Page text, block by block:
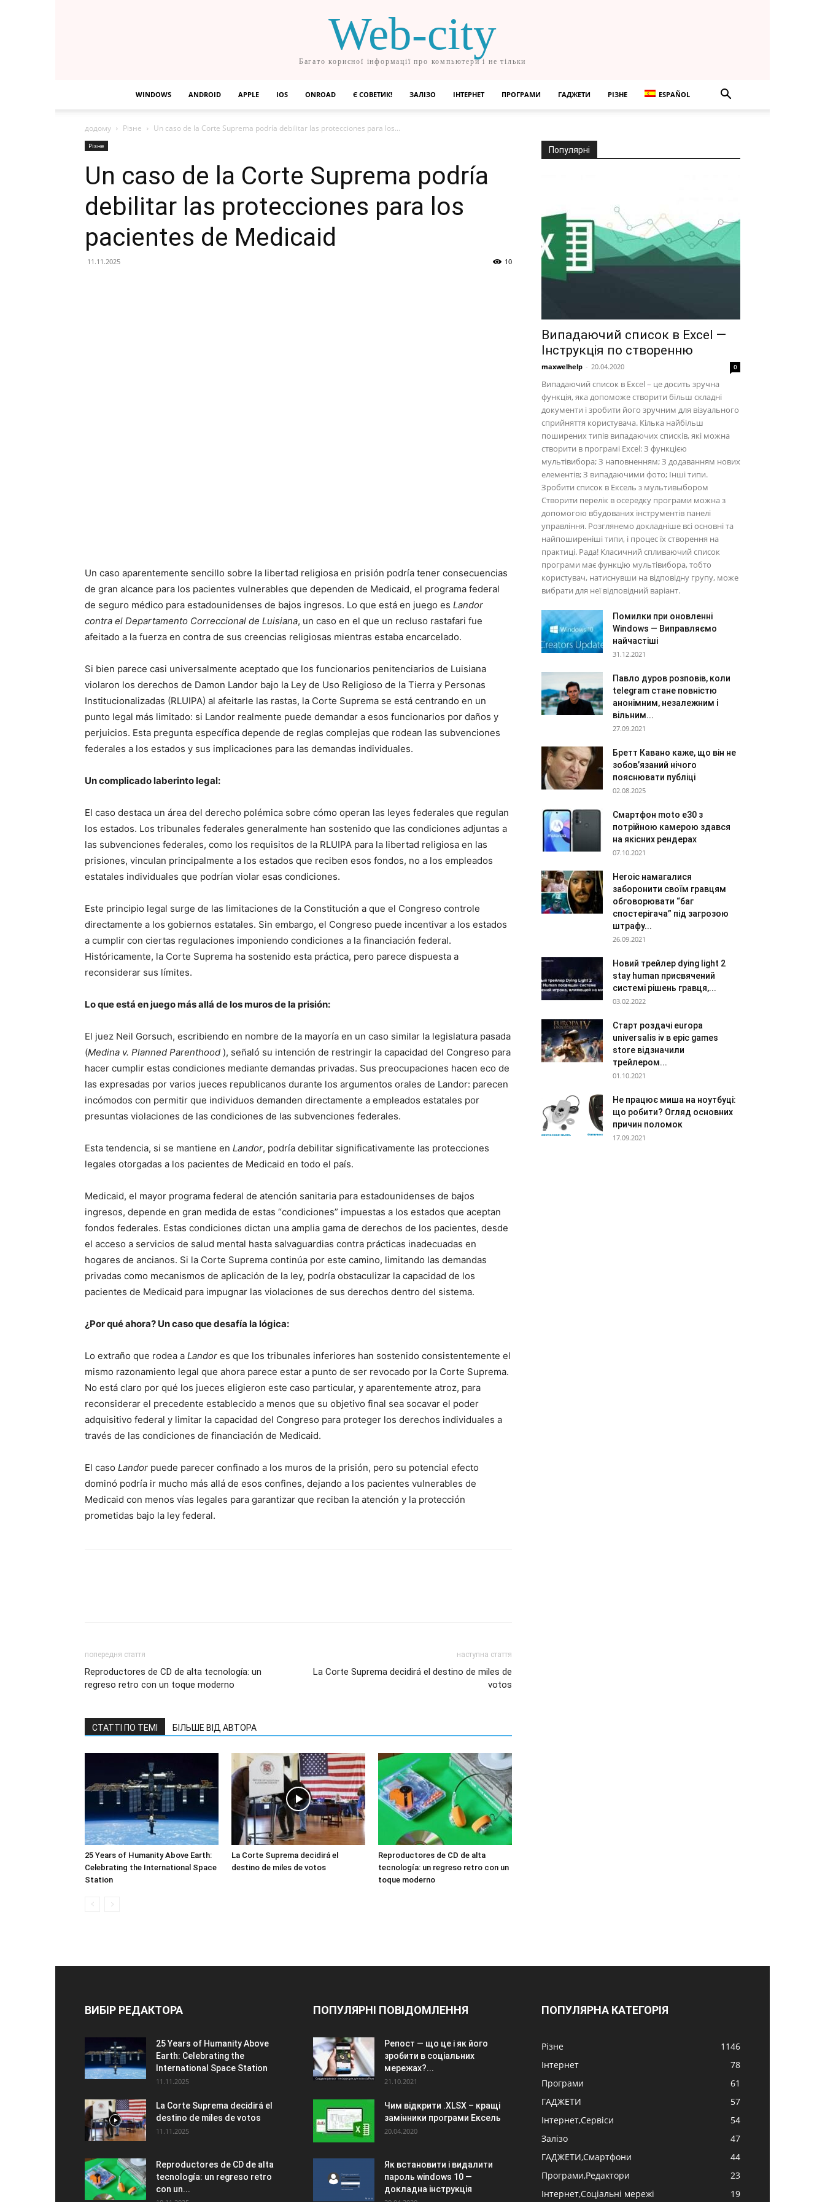
Web-city
Багато корисної інформації про компьютери і не тільки
WINDOWS ANDROID APPLE IOS ONROAD Є СОВЕТИК! ЗАЛІЗО ІНТЕРНЕТ ПРОГРАМИ ГАДЖЕТИ РІЗНЕ ESPAÑOL
додому Різне Un caso de la Corte Suprema podría debilitar las protecciones para los...
Різне
Un caso de la Corte Suprema podría
debilitar las protecciones para los
pacientes de Medicaid
11.11.2025 10
Un caso aparentemente sencillo sobre la libertad religiosa en prisión podría tener consecuencias
de gran alcance para los pacientes vulnerables que dependen de Medicaid, el programa federal
de seguro médico para estadounidenses de bajos ingresos. Lo que está en juego es Landor
contra el Departamento Correccional de Luisiana, un caso en el que un recluso rastafari fue
afeitado a la fuerza en contra de sus creencias religiosas mientras estaba encarcelado.
Si bien parece casi universalmente aceptado que los funcionarios penitenciarios de Luisiana
violaron los derechos de Damon Landor bajo la Ley de Uso Religioso de la Tierra y Personas
Institucionalizadas (RLUIPA) al afeitarle las rastas, la Corte Suprema se está centrando en un
punto legal más limitado: si Landor realmente puede demandar a esos funcionarios por daños y
perjuicios. Esta pregunta específica depende de reglas complejas que rodean las subvenciones
federales a los estados y sus implicaciones para las demandas individuales.
Un complicado laberinto legal:
El caso destaca un área del derecho polémica sobre cómo operan las leyes federales que regulan
los estados. Los tribunales federales generalmente han sostenido que las condiciones adjuntas a
las subvenciones federales, como los requisitos de la RLUIPA para la libertad religiosa en las
prisiones, vinculan principalmente a los estados que reciben esos fondos, no a los empleados
estatales individuales que podrían violar esas condiciones.
Este principio legal surge de las limitaciones de la Constitución a que el Congreso controle
directamente a los gobiernos estatales. Sin embargo, el Congreso puede incentivar a los estados
a cumplir con ciertas regulaciones imponiendo condiciones a la financiación federal.
Históricamente, la Corte Suprema ha sostenido esta práctica, pero parece dispuesta a
reconsiderar sus límites.
Lo que está en juego más allá de los muros de la prisión:
El juez Neil Gorsuch, escribiendo en nombre de la mayoría en un caso similar la legislatura pasada
(Medina v. Planned Parenthood ), señaló su intención de restringir la capacidad del Congreso para
hacer cumplir estas condiciones mediante demandas privadas. Sus preocupaciones hacen eco de
las expresadas por varios jueces republicanos durante los argumentos orales de Landor: parecen
incómodos con permitir que individuos demanden directamente a empleados estatales por
presuntas violaciones de las condiciones de las subvenciones federales.
Esta tendencia, si se mantiene en Landor, podría debilitar significativamente las protecciones
legales otorgadas a los pacientes de Medicaid en todo el país.
Medicaid, el mayor programa federal de atención sanitaria para estadounidenses de bajos
ingresos, depende en gran medida de estas “condiciones” impuestas a los estados que aceptan
fondos federales. Estas condiciones dictan una amplia gama de derechos de los pacientes, desde
el acceso a servicios de salud mental hasta salvaguardias contra prácticas inadecuadas en
hogares de ancianos. Si la Corte Suprema continúa por este camino, limitando las demandas
privadas como mecanismos de aplicación de la ley, podría obstaculizar la capacidad de los
pacientes de Medicaid para impugnar las violaciones de sus derechos dentro del sistema.
¿Por qué ahora? Un caso que desafía la lógica:
Lo extraño que rodea a Landor es que los tribunales inferiores han sostenido consistentemente el
mismo razonamiento legal que ahora parece estar a punto de ser revocado por la Corte Suprema.
No está claro por qué los jueces eligieron este caso particular, y aparentemente atroz, para
reconsiderar el precedente establecido a menos que su objetivo final sea socavar el poder
adquisitivo federal y limitar la capacidad del Congreso para proteger los derechos individuales a
través de las condiciones de financiación de Medicaid.
El caso Landor puede parecer confinado a los muros de la prisión, pero su potencial efecto
dominó podría ir mucho más allá de esos confines, dejando a los pacientes vulnerables de
Medicaid con menos vías legales para garantizar que reciban la atención y la protección
prometidas bajo la ley federal.
попередня стаття
Reproductores de CD de alta tecnología: un
regreso retro con un toque moderno
наступна стаття
La Corte Suprema decidirá el destino de miles de
votos
СТАТТІ ПО ТЕМІ БІЛЬШЕ ВІД АВТОРА
25 Years of Humanity Above Earth:
Celebrating the International Space
Station
La Corte Suprema decidirá el
destino de miles de votos
Reproductores de CD de alta
tecnología: un regreso retro con un
toque moderno
Популярні
Випадаючий список в Excel —
Інструкція по створенню
maxwelhelp - 20.04.2020 0
Випадаючий список в Excel – це досить зручна
функція, яка допоможе створити більш складні
документи і зробити його зручним для візуального
сприйняття користувача. Кілька найбільш
поширених типів випадаючих списків, які можна
створити в програмі Excel: З функцією
мультівибора; З наповненням; З додаванням нових
елементів; З випадаючими фото; Інші типи.
Зробити список в Ексель з мультивыбором
Створити перелік в осередку програми можна з
допомогою вбудованих інструментів панелі
управління. Розглянемо докладніше всі основні та
найпоширеніші типи, і процес їх створення на
практиці. Рада! Класичний спливаючий список
програми має функцію мультівибора, тобто
користувач, натиснувши на відповідну групу, може
вибрати для неї відповідний варіант.
Помилки при оновленні
Windows — Виправляємо
найчастіші
31.12.2021
Павло дуров розповів, коли
telegram стане повністю
анонімним, незалежним і
вільним...
27.09.2021
Бретт Кавано каже, що він не
зобов’язаний нічого
пояснювати публіці
02.08.2025
Смартфон moto e30 з
потрійною камерою здався
на якісних рендерах
07.10.2021
Heroic намагалися
заборонити своїм гравцям
обговорювати “баг
спостерігача” під загрозою
штрафу...
26.09.2021
Новий трейлер dying light 2
stay human присвячений
системі рішень гравця,...
03.02.2022
Старт роздачі europa
universalis iv в epic games
store відзначили
трейлером...
01.10.2021
Не працює миша на ноутбуці:
що робити? Огляд основних
причин поломок
17.09.2021
ВИБІР РЕДАКТОРА
25 Years of Humanity Above
Earth: Celebrating the
International Space Station
11.11.2025
La Corte Suprema decidirá el
destino de miles de votos
11.11.2025
Reproductores de CD de alta
tecnología: un regreso retro
con un...
ПОПУЛЯРНІ ПОВІДОМЛЕННЯ
Репост — що це і як його
зробити в соціальних
мережах?...
21.10.2021
Чим відкрити .XLSX – кращі
замінники програми Ексель
20.04.2020
Як встановити і видалити
пароль windows 10 —
докладна інструкція
ПОПУЛЯРНА КАТЕГОРІЯ
Різне
1146
Інтернет
78
Програми
61
ГАДЖЕТИ
57
Інтернет,Сервіси
54
Залізо
47
ГАДЖЕТИ,Смартфони
44
Програми,Редактори
23
Інтернет,Соціальні мережі
19